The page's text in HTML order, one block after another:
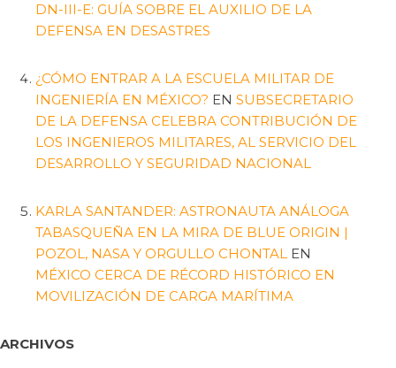
DN-III-E: GUÍA SOBRE EL AUXILIO DE LA
DEFENSA EN DESASTRES
¿CÓMO ENTRAR A LA ESCUELA MILITAR DE
INGENIERÍA EN MÉXICO? EN SUBSECRETARIO
DE LA DEFENSA CELEBRA CONTRIBUCIÓN DE
LOS INGENIEROS MILITARES, AL SERVICIO DEL
DESARROLLO Y SEGURIDAD NACIONAL
KARLA SANTANDER: ASTRONAUTA ANÁLOGA
TABASQUEÑA EN LA MIRA DE BLUE ORIGIN |
POZOL, NASA Y ORGULLO CHONTAL EN
MÉXICO CERCA DE RÉCORD HISTÓRICO EN
MOVILIZACIÓN DE CARGA MARÍTIMA
ARCHIVOS